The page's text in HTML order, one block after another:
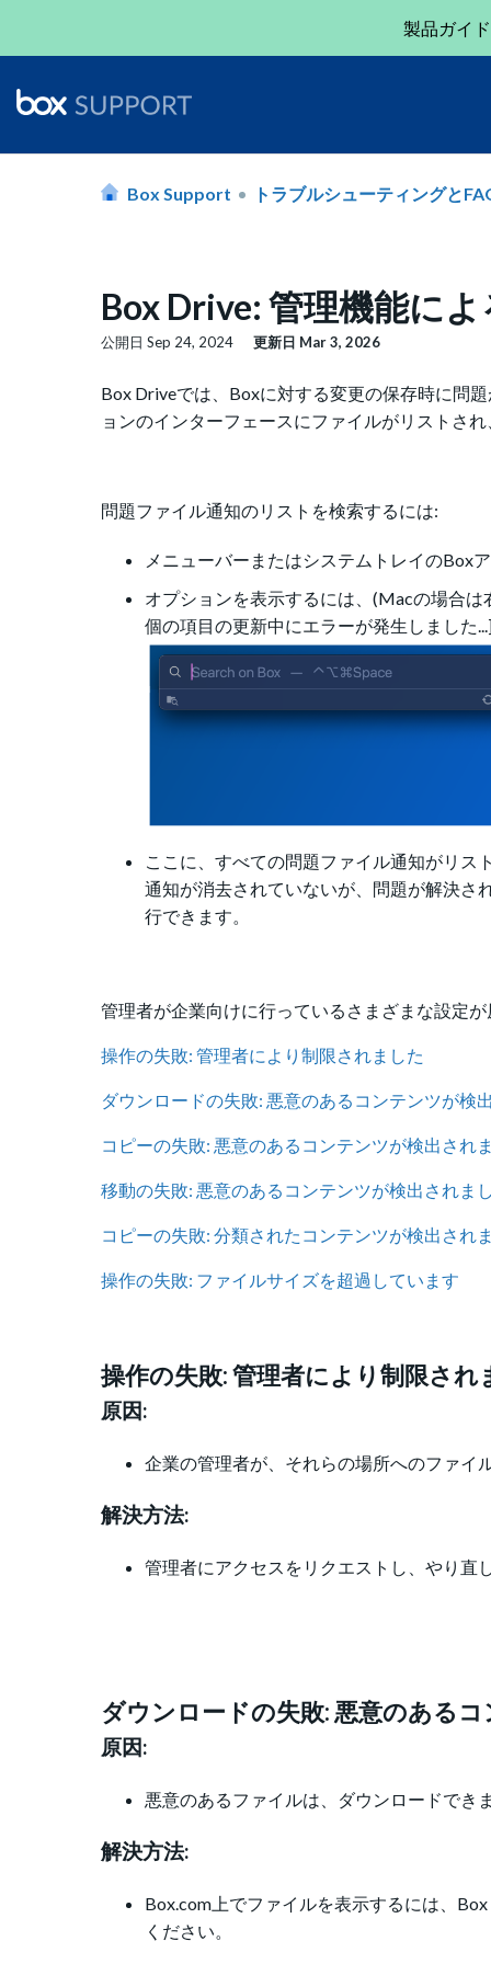
製品ガイ
Box Support トラブルシューティングと
Box Drive: 管理機能に
公開日 Sep 24, 2024 更新日 Mar 3, 2026
Box Driveでは、Boxに対する変更の保存時に問
ョンのインターフェースにファイルがリストさ
問題ファイル通知のリストを検索するには:
メニューバーまたはシステムトレイのBox
オプションを表示するには、(Macの場合
個の項目の更新中にエラーが発生しました
ここに、すべての問題ファイル通知がリス
通知が消去されていないが、問題が解決さ
行できます。
管理者が企業向けに行っているさまざまな設定
操作の失敗: 管理者により制限されました
ダウンロードの失敗: 悪意のあるコンテンツが検
コピーの失敗: 悪意のあるコンテンツが検出され
移動の失敗: 悪意のあるコンテンツが検出されま
コピーの失敗: 分類されたコンテンツが検出され
操作の失敗: ファイルサイズを超過しています
操作の失敗: 管理者により制限され
原因:
企業の管理者が、それらの場所へのファイ
解決方法:
管理者にアクセスをリクエストし、やり直
ダウンロードの失敗: 悪意のある
原因:
悪意のあるファイルは、ダウンロードでき
解決方法:
Box.com上でファイルを表示するには、
ください。